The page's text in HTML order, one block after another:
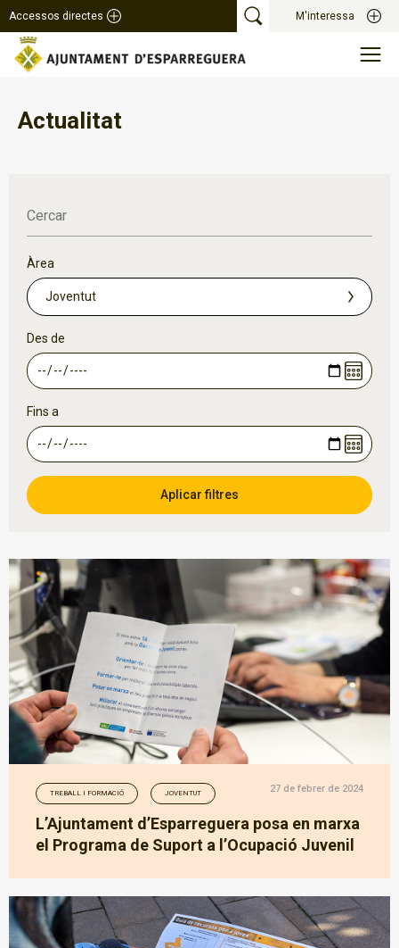
Accessos directes M'interessa
Actualitat
Cercar
Àrea
Des de
Fins a
TREBALL I FORMACIÓ JOVENTUT 27 de febrer de 2024
L’Ajuntament d’Esparreguera posa en marxa
el Programa de Suport a l’Ocupació Juvenil